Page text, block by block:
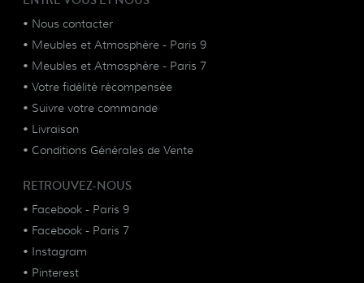
• Nous contacter
• Meubles et Atmosphère - Paris 9
• Meubles et Atmosphère - Paris 7
• Votre fidélité récompensée
• Suivre votre commande
• Livraison
• Conditions Générales de Vente
RETROUVEZ-NOUS
• Facebook - Paris 9
• Facebook - Paris 7
• Instagram
• Pinterest